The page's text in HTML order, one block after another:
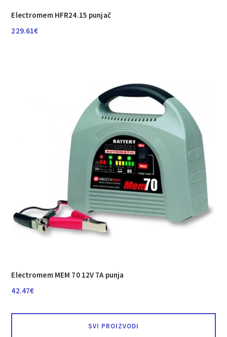
Electromem HFR24.15 punjač
229.61€
Electromem MEM 70 12V 7A punja
42.47€
SVI PROIZVODI